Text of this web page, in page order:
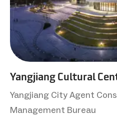
Yangjiang Cultural
Yangjiang City Agent
Management Bureau